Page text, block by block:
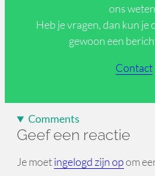
ons
Heb je vragen, dan kun
gewoon een
Contact
Comments
Geef een reactie
Je moetingelogd zijn opom